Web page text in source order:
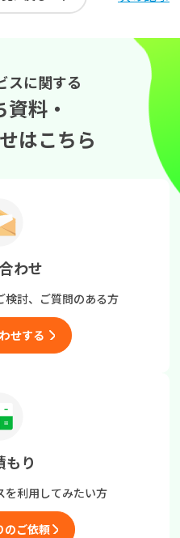
スに関する
料・
はこちら
わせ
討、 ご質問のある方
せする
もり
を利用してみたい方
のご依頼